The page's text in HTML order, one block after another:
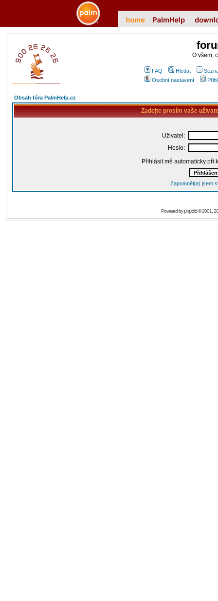
O všem,
FAQ Hledat
Osobní nastavení
Obsah fóra PalmHelp.cz
Zadejte prosím vaše
Uživatel:
Heslo:
Přihlásit mě automaticky při
Zapomněl(a) jsem
Powered byphpBB© 2001,